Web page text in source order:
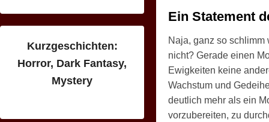
Ein Statement
Naja, ganz so
nicht? Gerade einen
Ewigkeiten keine
Wachstum und
deutlich mehr als ein
vorzubereiten, zu
Kurzgeschichten:
Horror, Dark Fantasy,
Mystery